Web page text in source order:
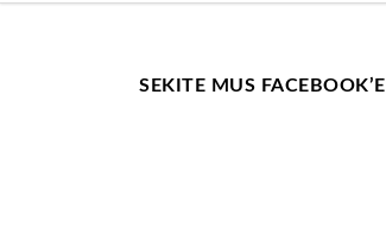
SEKITE MUS FACEBOOK’E